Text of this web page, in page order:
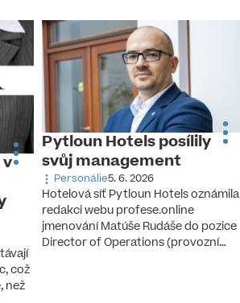
což
než
Pytloun Hotels posílily
svůj management
Personálie5. 6. 2026
Hotelová síť Pytloun Hotels oznámila
redakci webu profese.online
jmenování Matúše Rudáše do pozice
Director of Operations (provozní…